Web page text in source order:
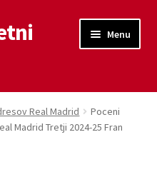
Menu
Real Madrid
Poceni
Madrid Tretji 2024-25 Fran